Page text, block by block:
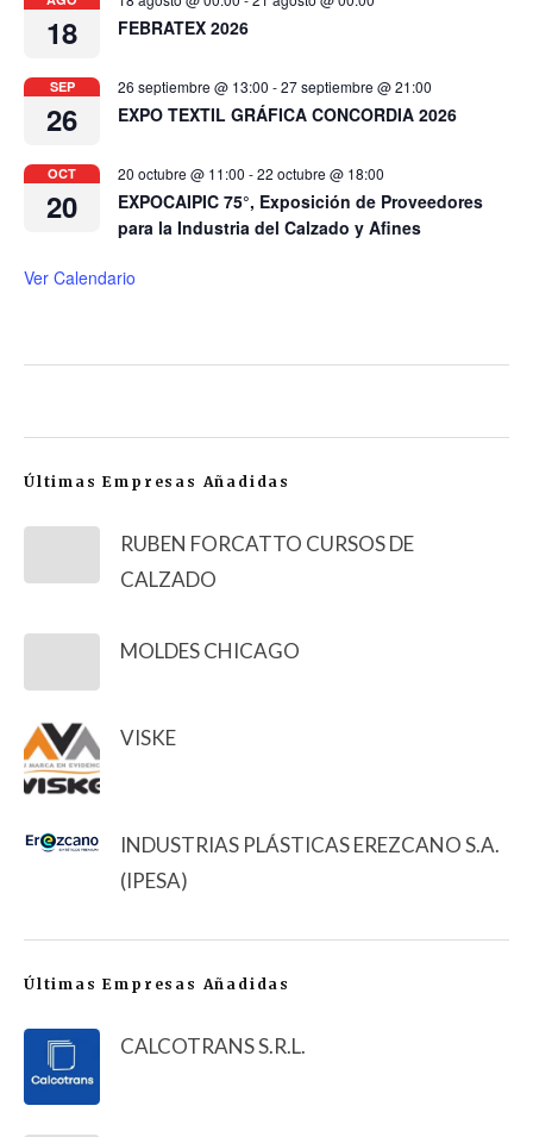
18 FEBRATEX 2026
SEP
26
26 septiembre @ 13:00 -27 septiembre @ 21:00
EXPO TEXTIL GRÁFICA CONCORDIA 2026
OCT
20
20 octubre @ 11:00 -22 octubre @ 18:00
EXPOCAIPIC 75°, Exposición de Proveedores
para la Industria del Calzado y Afines
Ver Calendario
Últimas Empresas Añadidas
RUBEN FORCATTO CURSOS DE
CALZADO
MOLDES CHICAGO
VISKE
INDUSTRIAS PLÁSTICAS EREZCANO S.A.
(IPESA)
Últimas Empresas Añadidas
CALCOTRANS S.R.L.